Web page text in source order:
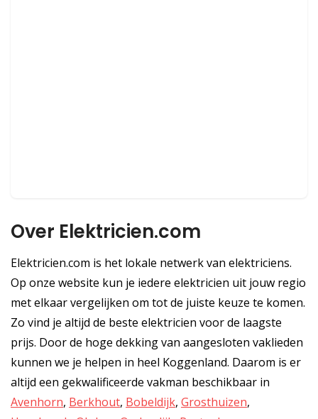
Over Elektricien.com
Elektricien.com is het lokale netwerk van elektriciens.
Op onze website kun je iedere elektricien uit jouw regio
met elkaar vergelijken om tot de juiste keuze te komen.
Zo vind je altijd de beste elektricien voor de laagste
prijs. Door de hoge dekking van aangesloten vaklieden
kunnen we je helpen in heel Koggenland. Daarom is er
altijd een gekwalificeerde vakman beschikbaar in
Avenhorn, Berkhout, Bobeldijk, Grosthuizen,